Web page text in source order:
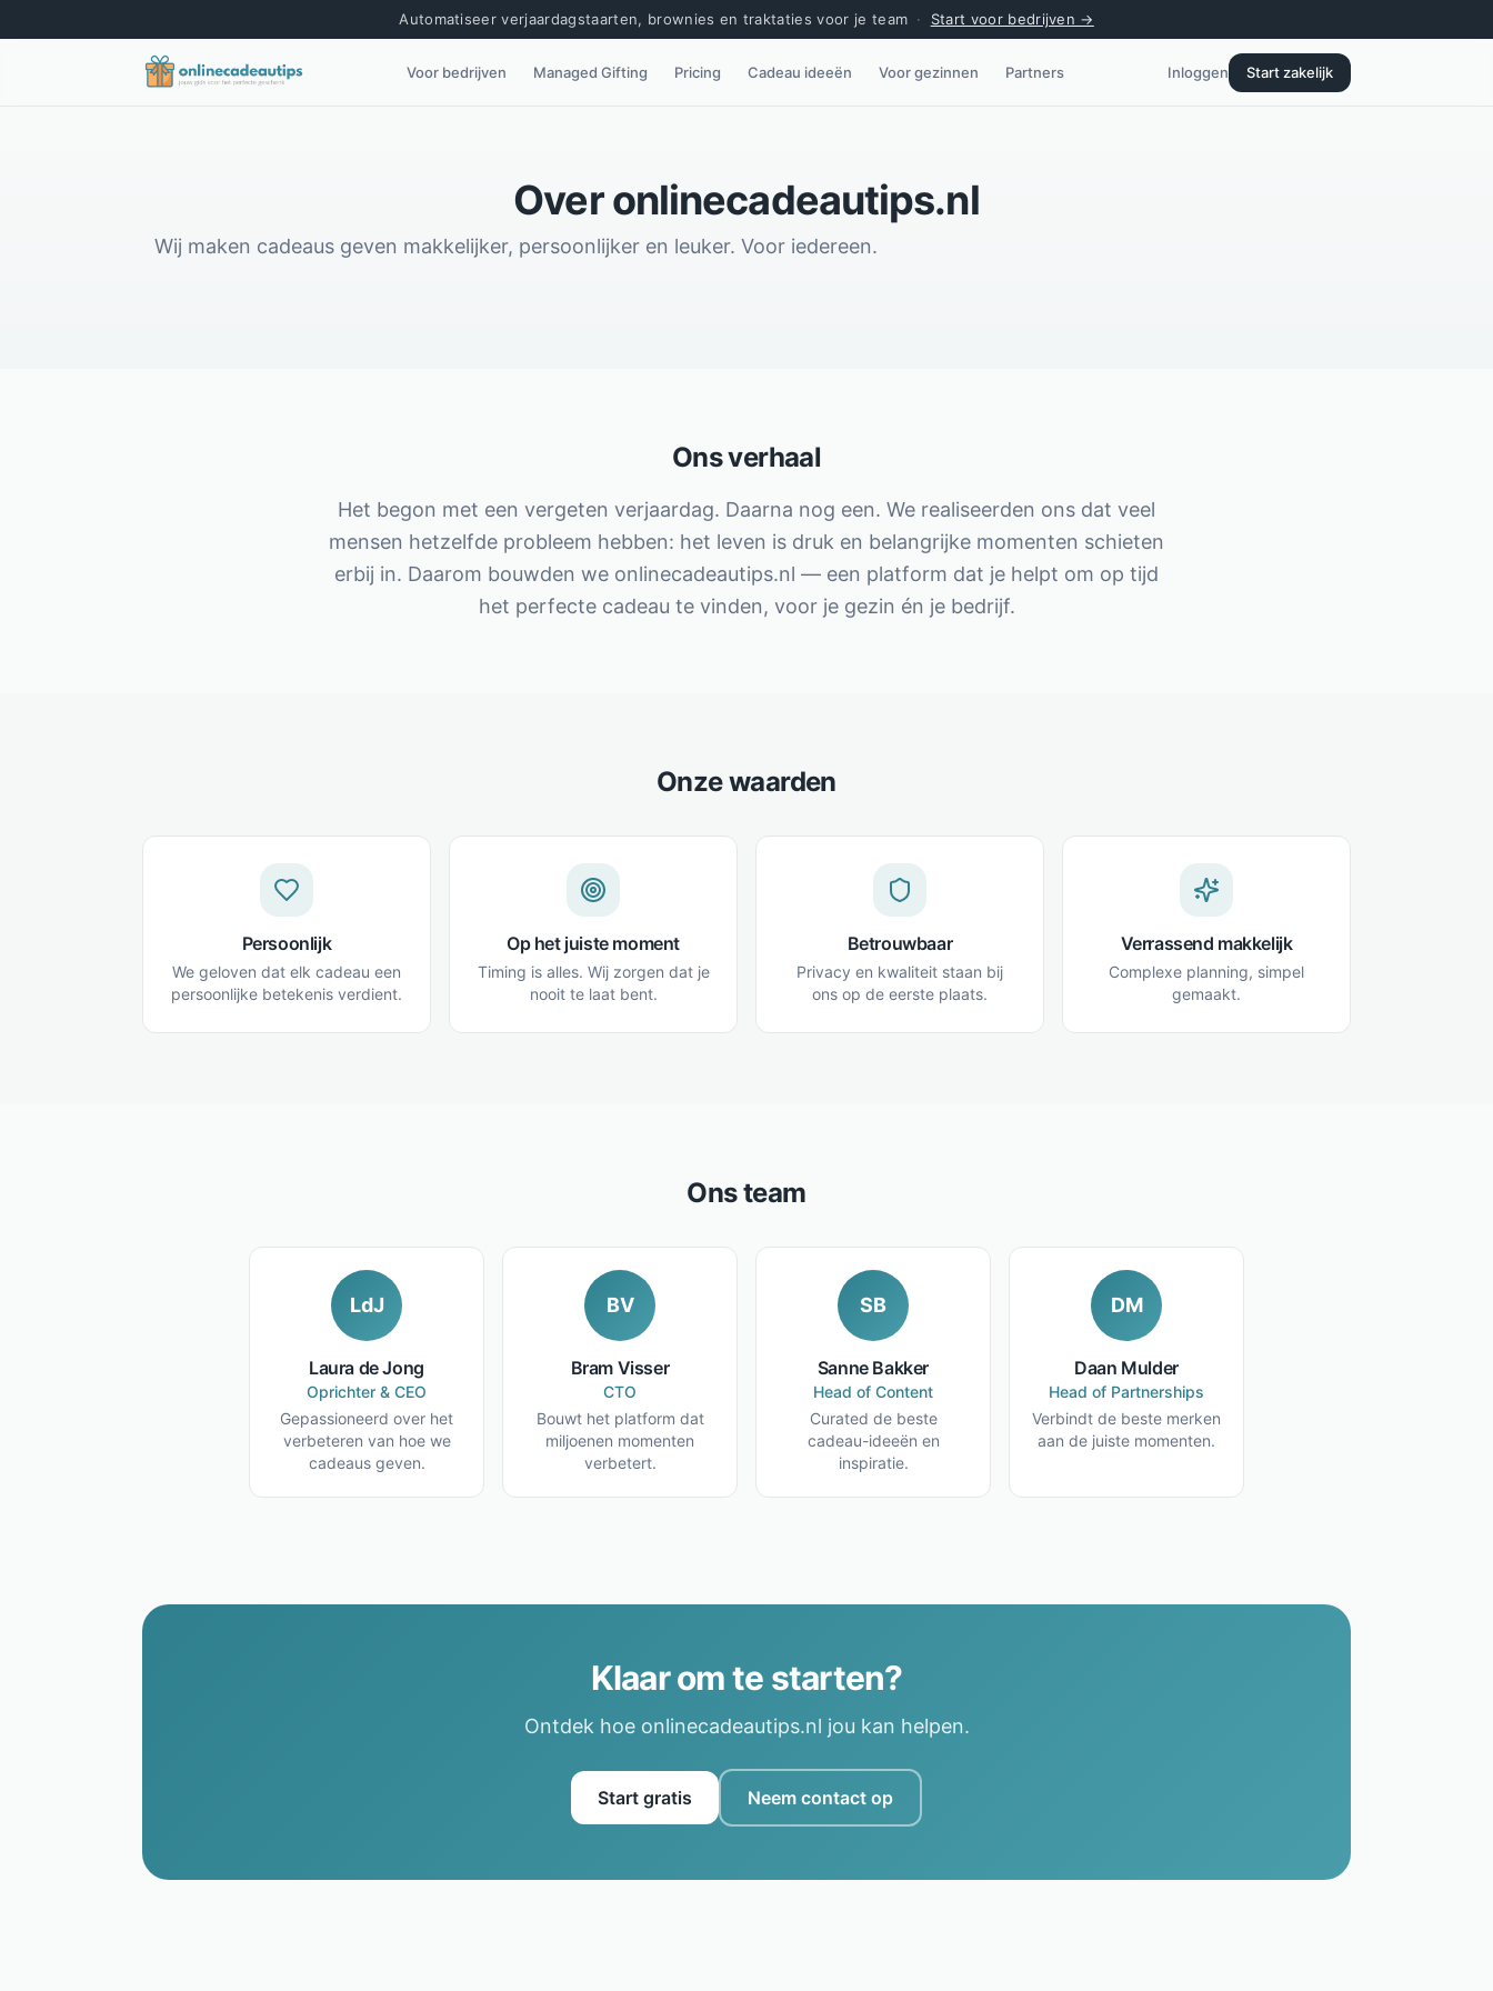
Automatiseer verjaardagstaarten, brownies en traktaties voor je team · Start voor bedrijven →
Voor bedrijven Managed Gifting Pricing Cadeau ideeën Voor gezinnen Partners Inloggen Start zakelijk
Over onlinecadeautips.nl
Wij maken cadeaus geven makkelijker, persoonlijker en leuker. Voor iedereen.
Ons verhaal
Het begon met een vergeten verjaardag. Daarna nog een. We realiseerden ons dat veel
mensen hetzelfde probleem hebben: het leven is druk en belangrijke momenten schieten
erbij in. Daarom bouwden we onlinecadeautips.nl — een platform dat je helpt om op tijd
het perfecte cadeau te vinden, voor je gezin én je bedrijf.
Onze waarden
Persoonlijk
We geloven dat elk cadeau een
persoonlijke betekenis verdient.
Op het juiste moment
Timing is alles. Wij zorgen dat je
nooit te laat bent.
Betrouwbaar
Privacy en kwaliteit staan bij
ons op de eerste plaats.
Verrassend makkelijk
Complexe planning, simpel
gemaakt.
Ons team
LdJ
Laura de Jong
Oprichter & CEO
Gepassioneerd over het
verbeteren van hoe we
cadeaus geven.
BV
Bram Visser
CTO
Bouwt het platform dat
miljoenen momenten
verbetert.
SB
Sanne Bakker
Head of Content
Curated de beste
cadeau-ideeën en
inspiratie.
DM
Daan Mulder
Head of Partnerships
Verbindt de beste merken
aan de juiste momenten.
Klaar om te starten?
Ontdek hoe onlinecadeautips.nl jou kan helpen.
Start gratis Neem contact op